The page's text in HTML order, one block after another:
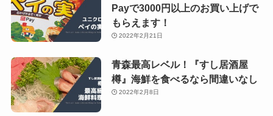
Payで3000円以上のお買い上げで
もらえます！
2022年2月21日
青森最高レベル！『すし居酒屋
樽』海鮮を食べるなら間違いなし
2022年2月8日